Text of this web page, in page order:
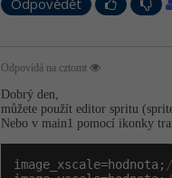
Odpovědět
Odpovídá na cztomt
Dobrý den,
můžete použít editor spritu
Nebo v main1 pomocí ikonky
image_xscale=hodnota;